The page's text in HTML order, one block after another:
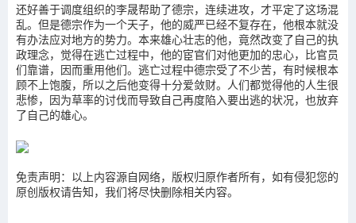
还好善于调度组织的李晟帮助了德宗，连续进攻，才平定了这场混
乱。但是德宗作为一个天子，他的威严已经不复存在，他根本就没
有办法应对地方的势力。本来雄心壮志的他，竟然改变了自己的执
政理念，觉得在逃亡过程中，他的宦官们对他更加的忠心，比官员
们靠谱，因而重用他们。逃亡过程中德宗受了不少苦，有时候根本
顾不上饱腹，所以之后他变得十分爱敛财。人们都觉得他的人生很
悲惨，因为草率的讨伐而导致自己再度陷入要出逃的状况，也放弃
了自己的雄心。
免责声明：以上内容源自网络，版权归原作者所有，如有侵犯您的
原创版权请告知，我们将尽快删除相关内容。